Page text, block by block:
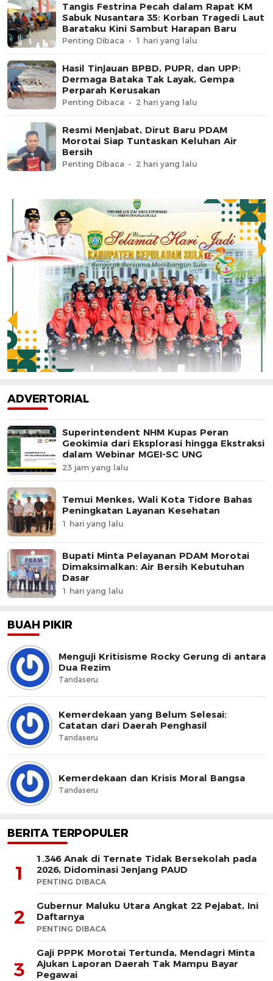
Tangis Festrina Pecah dalam Rapat KM
Sabuk Nusantara 35: Korban Tragedi Laut
Barataku Kini Sambut Harapan Baru
Penting Dibaca 1 hari yang lalu
Hasil Tinjauan BPBD, PUPR, dan UPP:
Dermaga Bataka Tak Layak, Gempa
Perparah Kerusakan
Penting Dibaca 2 hari yang lalu
Resmi Menjabat, Dirut Baru PDAM
Morotai Siap Tuntaskan Keluhan Air
Bersih
Penting Dibaca 2 hari yang lalu
ADVERTORIAL
Superintendent NHM Kupas Peran
Geokimia dari Eksplorasi hingga Ekstraksi
dalam Webinar MGEI-SC UNG
23 jam yang lalu
Temui Menkes, Wali Kota Tidore Bahas
Peningkatan Layanan Kesehatan
1 hari yang lalu
Bupati Minta Pelayanan PDAM Morotai
Dimaksimalkan: Air Bersih Kebutuhan
Dasar
1 hari yang lalu
BUAH PIKIR
Menguji Kritisisme Rocky Gerung di antara
Dua Rezim
Tandaseru
Kemerdekaan yang Belum Selesai:
Catatan dari Daerah Penghasil
Tandaseru
Kemerdekaan dan Krisis Moral Bangsa
Tandaseru
BERITA TERPOPULER
1
1.346 Anak di Ternate Tidak Bersekolah pada
2026, Didominasi Jenjang PAUD
PENTING DIBACA
2
Gubernur Maluku Utara Angkat 22 Pejabat, Ini
Daftarnya
PENTING DIBACA
3
Gaji PPPK Morotai Tertunda, Mendagri Minta
Ajukan Laporan Daerah Tak Mampu Bayar
Pegawai